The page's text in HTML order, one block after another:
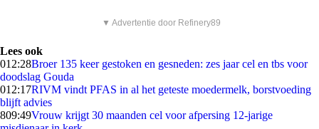
▼ Advertentie door Refinery89
Lees ook
012:28Broer 135 keer gestoken en gesneden: zes jaar cel en tbs voor
doodslag Gouda
012:17RIVM vindt PFAS in al het geteste moedermelk, borstvoeding
blijft advies
809:49Vrouw krijgt 30 maanden cel voor afpersing 12-jarige